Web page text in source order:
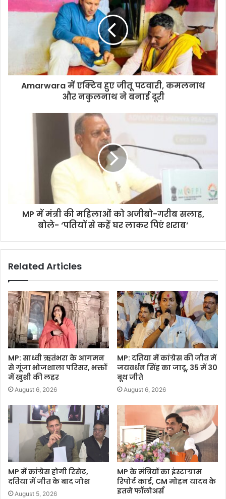
Amarwara में एक्टिव हुए जीतू पटवारी, कमलनाथ
और नकुलनाथ ने बनाई दूरी
MP में मंत्री की महिलाओं को अजीबो-गरीब सलाह,
बोले- ‘पतियों से कहें घर लाकर पिएं शराब’
Related Articles
MP: साध्वी ऋतंभरा के आगमन
से गूंजा भोजशाला परिसर, भक्तों
में खुशी की लहर
August 6, 2026
MP: दतिया में कांग्रेस की जीत में
जयवर्धन सिंह का जादू, 35 में 30
बूथ जीते
August 6, 2026
MP में कांग्रेस होगी रिसेट,
दतिया में जीत के बाद जोश
August 5, 2026
MP के मंत्रियों का इंस्टाग्राम
रिपोर्ट कार्ड, CM मोहन यादव के
इतने फॉलोअर्स